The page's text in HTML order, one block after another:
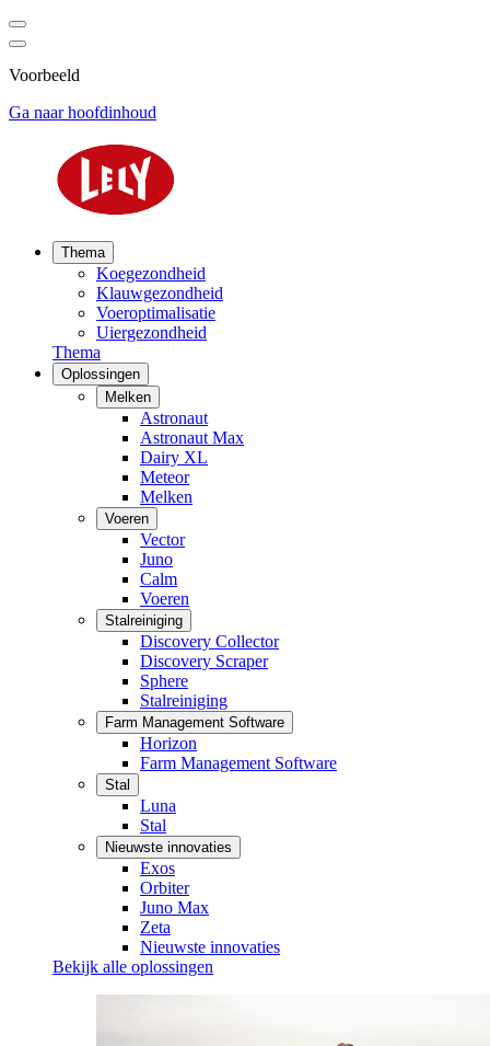
Voorbeeld
Ga naar hoofdinhoud
Thema
Koegezondheid
Klauwgezondheid
Voeroptimalisatie
Uiergezondheid
Thema
Oplossingen
Melken
Astronaut
Astronaut Max
Dairy XL
Meteor
Melken
Voeren
Vector
Juno
Calm
Voeren
Stalreiniging
Discovery Collector
Discovery Scraper
Sphere
Stalreiniging
Farm Management Software
Horizon
Farm Management Software
Stal
Luna
Stal
Nieuwste innovaties
Exos
Orbiter
Juno Max
Zeta
Nieuwste innovaties
Bekijk alle oplossingen